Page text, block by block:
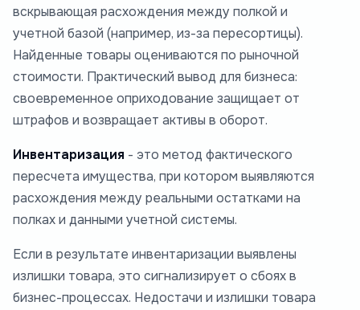
вскрывающая расхождения между полкой и
учетной базой (например, из-за пересортицы).
Найденные товары оцениваются по рыночной
стоимости. Практический вывод для бизнеса:
своевременное оприходование защищает от
штрафов и возвращает активы в оборот.
Инвентаризация - это метод фактического
пересчета имущества, при котором выявляются
расхождения между реальными остатками на
полках и данными учетной системы.
Если в результате инвентаризации выявлены
излишки товара, это сигнализирует о сбоях в
бизнес-процессах. Недостачи и излишки товара